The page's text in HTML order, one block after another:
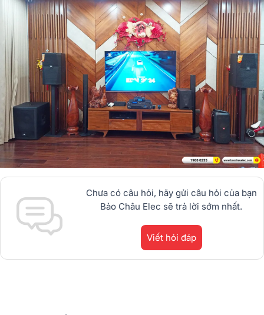
Chưa có câu hỏi, hãy gửi câu hỏi của bạn
Bảo Châu Elec sẽ trả lời sớm nhất.
Viết hỏi đáp